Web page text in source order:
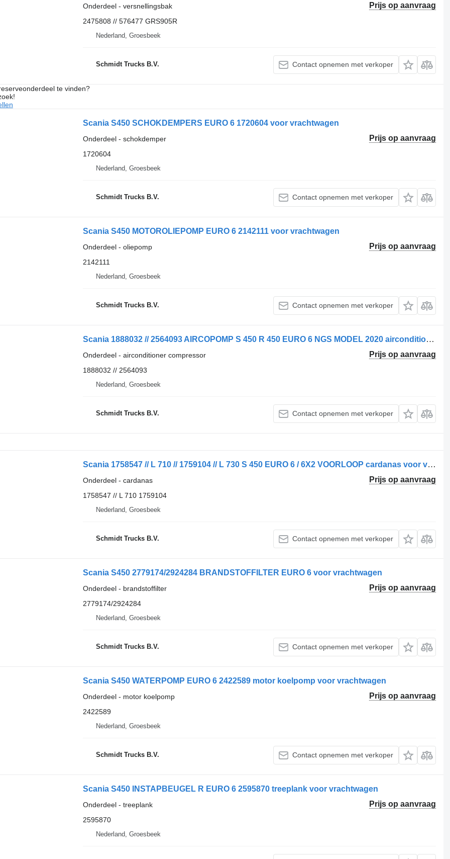
Prijs op aanvraag
Onderdeel - versnellingsbak
2475808 // 576477 GRS905R
Nederland, Groesbeek
Schmidt Trucks B.V. Contact opnemen met verkoper
te vinden?
Scania S450 SCHOKDEMPERS EURO 6 1720604 voor vrachtwagen
Prijs op aanvraag
Onderdeel - schokdemper
1720604
Nederland, Groesbeek
Schmidt Trucks B.V. Contact opnemen met verkoper
Scania S450 MOTOROLIEPOMP EURO 6 2142111 voor vrachtwagen
Prijs op aanvraag
Onderdeel - oliepomp
2142111
Nederland, Groesbeek
Schmidt Trucks B.V. Contact opnemen met verkoper
Scania 1888032 // 2564093 AIRCOPOMP S 450 R 450 EURO 6 NGS MODEL 2020 airconditioner compressor voor vrachtwagen
Prijs op aanvraag
Onderdeel - airconditioner compressor
1888032 // 2564093
Nederland, Groesbeek
Schmidt Trucks B.V. Contact opnemen met verkoper
Scania 1758547 // L 710 // 1759104 // L 730 S 450 EURO 6 / 6X2 VOORLOOP cardanas voor vrachtwagen
Prijs op aanvraag
Onderdeel - cardanas
1758547 // L 710 1759104
Nederland, Groesbeek
Schmidt Trucks B.V. Contact opnemen met verkoper
Scania S450 2779174/2924284 BRANDSTOFFILTER EURO 6 voor vrachtwagen
Prijs op aanvraag
Onderdeel - brandstoffilter
2779174/2924284
Nederland, Groesbeek
Schmidt Trucks B.V. Contact opnemen met verkoper
Scania S450 WATERPOMP EURO 6 2422589 motor koelpomp voor vrachtwagen
Prijs op aanvraag
Onderdeel - motor koelpomp
2422589
Nederland, Groesbeek
Schmidt Trucks B.V. Contact opnemen met verkoper
Scania S450 INSTAPBEUGEL R EURO 6 2595870 treeplank voor vrachtwagen
Prijs op aanvraag
Onderdeel - treeplank
2595870
Nederland, Groesbeek